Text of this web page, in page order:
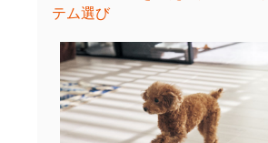
テム選び